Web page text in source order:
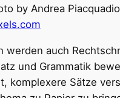
by Andrea
werden auch
und Grammatik
komplexere Sätze